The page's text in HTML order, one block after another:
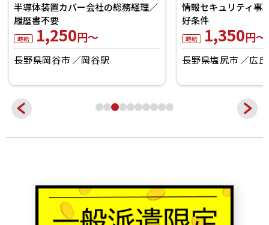
半導体装置カバー会社の総務経理／
履歴書不要
時給 1,250円～
長野県岡谷市 岡谷駅
情報セキュリティ事
好条件
時給 1,350円～
長野県塩尻市 広